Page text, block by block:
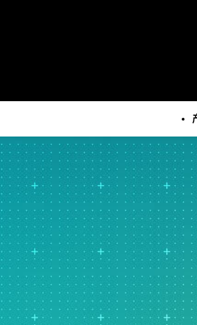
所有产品
Minitab
Minitab
Software
Minitab Connect
Minitab Model
Minitab
Minitab Engage
Minitab
Real-Time SPC
析
机器学习软
件
据分析
关键功能
自动化数据收集
高级试验设计
持续改进
数据集成和数据准备
图表和思维导图
数字孪生
模型和机器学习运营
创新和项目管理
所有资源和服务
资源
案例研究
博客
电子书和白皮书
数据集
活动 & 活动
Education Hub